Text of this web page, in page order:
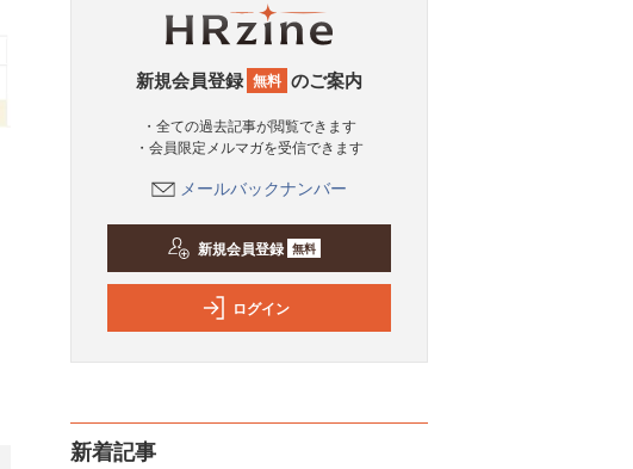
新規会員登録 無料 のご案内
・全ての過去記事が閲覧できます
・会員限定メルマガを受信できます
メールバックナンバー
新規会員登録 無料
ログイン
新着記事